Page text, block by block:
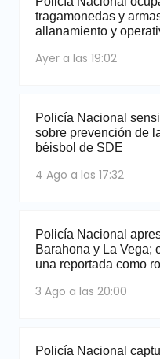
tragamonedas y
allanamiento y
Ayer a las 19:02
Policía Nacional
sobre prevención de
béisbol de SDE
4 Ago a las 17:32
Policía Nacional
Barahona y La Vega;
una reportada como
3 Ago a las 20:00
Policía Nacional